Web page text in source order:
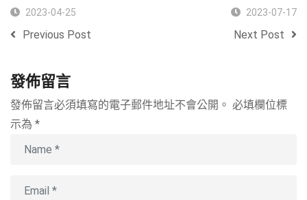
2023-04-25
Previous Post
2023-07-17
Next Post
發佈留言
發佈留言必須填寫的電子郵件地址不會公開。 必填欄位標
示為 *